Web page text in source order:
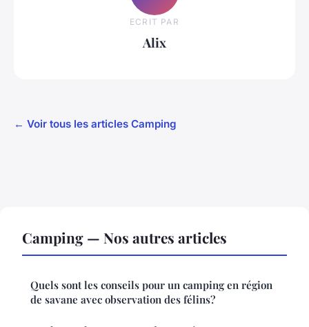
ECRIT PAR
Alix
← Voir tous les articles Camping
Camping — Nos autres articles
Quels sont les conseils pour un camping en région
de savane avec observation des félins?